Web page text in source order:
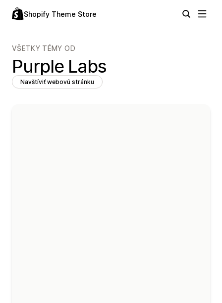
Shopify Theme Store
VŠETKY TÉMY OD
Purple Labs
Navštíviť webovú stránku